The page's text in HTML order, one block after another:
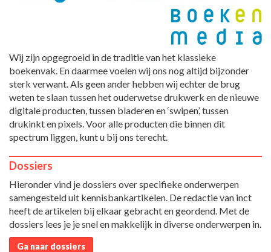
Wij zijn opgegroeid in de traditie van het klassieke
boekenvak. En daarmee voelen wij ons nog altijd bijzonder
sterk verwant. Als geen ander hebben wij echter de brug
weten te slaan tussen het ouderwetse drukwerk en de nieuwe
digitale producten, tussen bladeren en ‘swipen’, tussen
drukinkt en pixels. Voor alle producten die binnen dit
spectrum liggen, kunt u bij ons terecht.
Dossiers
Hieronder vind je dossiers over specifieke onderwerpen
samengesteld uit kennisbankartikelen. De redactie van inct
heeft de artikelen bij elkaar gebracht en geordend. Met de
dossiers lees je je snel en makkelijk in diverse onderwerpen in.
Ga naar dossiers